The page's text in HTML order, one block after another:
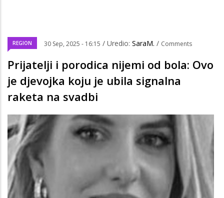
REGION 30 Sep, 2025 - 16:15 / Uredio: SaraM. / Comments
Prijatelji i porodica nijemi od bola: Ovo
je djevojka koju je ubila signalna
raketa na svadbi